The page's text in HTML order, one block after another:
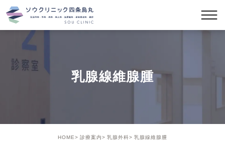
乳腺線維腺腫
HOME 診療案内 乳腺外科 乳腺線維腺腫